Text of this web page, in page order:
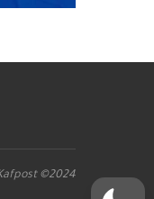
©2024